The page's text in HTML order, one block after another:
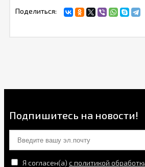
Поделиться:
Подпишитесь на новости!
Я согласен(a) с политикой